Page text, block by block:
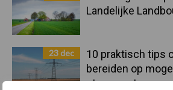
Landelijke
23 dec
10 praktisch tips
bereiden op
stroomnet